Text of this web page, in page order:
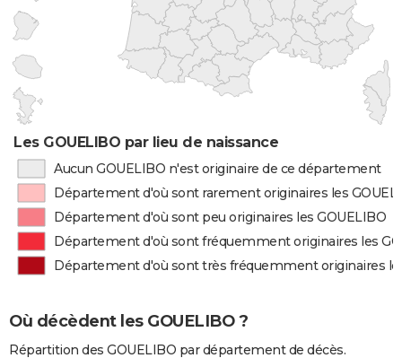
Les GOUELIBO par lieu de naissance
Aucun GOUELIBO n'est originaire de ce département
Département d'où sont rarement originaires les
Département d'où sont peu originaires les GOUELIBO
Département d'où sont fréquemment originaires les
Département d'où sont très fréquemment originaires
Où décèdent les GOUELIBO ?
Répartition des GOUELIBO par département de décès.